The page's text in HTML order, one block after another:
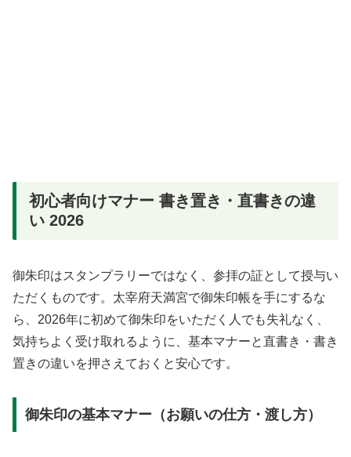
初心者向けマナー 書き置き・直書きの違
い 2026
御朱印はスタンプラリーではなく、参拝の証として授与い
ただくものです。太宰府天満宮で御朱印帳を手にするな
ら、2026年に初めて御朱印をいただく人でも失礼なく、
気持ちよく受け取れるように、基本マナーと直書き・書き
置きの違いを押さえておくと安心です。
御朱印の基本マナー（お願いの仕方・渡し方）